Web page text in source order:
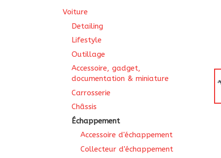
Voiture
Detailing
Lifestyle
Outillage
Accessoire, gadget,
documentation & miniature
Carrosserie
Châssis
Échappement
Accessoire d'échappement
Collecteur d'échappement